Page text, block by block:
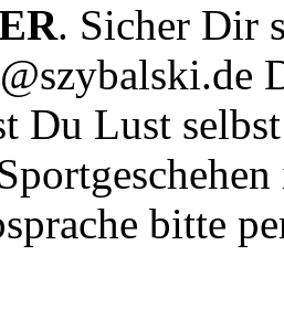
. Sicher Dir
Du Lust
bitte